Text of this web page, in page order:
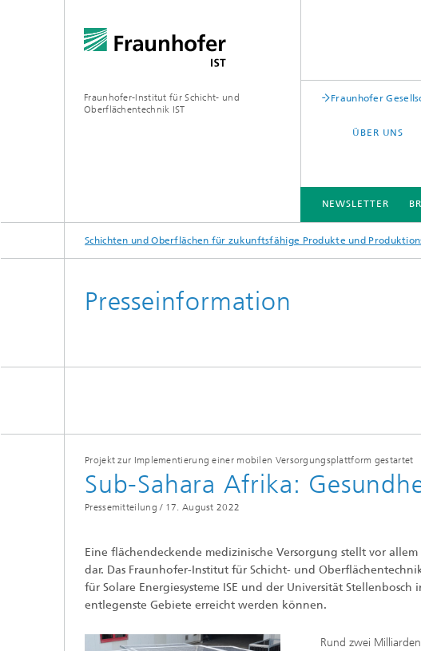
Fraunhofer-Institut für Schicht- und
Oberflächentechnik IST
Fraunhofer
ÜBER UNS
NEWSLETTER
BRANCHENLÖSUNGEN
KOMPETENZEN
TECHNOLOGIEN
ZUSAMMENARBEIT
Schichten und Oberflächen für zukunftsfähige Produkte und
Presseinformation
Projekt zur Implementierung einer mobilen Versorgungsplattform gestartet
Sub-Sahara Afrika:
Pressemitteilung / 17. August 2022
Eine flächendeckende medizinische Versorgung stellt vor
dar. Das Fraunhofer-Institut für Schicht- und
für Solare Energiesysteme ISE und der Universität
entlegenste Gebiete erreicht werden können.
Rund zwei